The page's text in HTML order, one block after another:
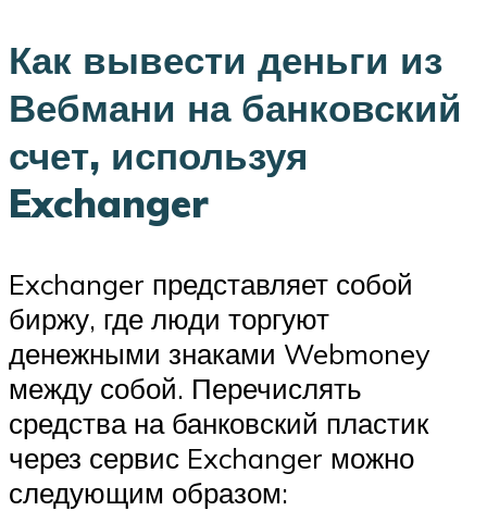
Как вывести деньги из
Вебмани на банковский
счет, используя
Exchanger
Exchanger представляет собой
биржу, где люди торгуют
денежными знаками Webmoney
между собой. Перечислять
средства на банковский пластик
через сервис Exchanger можно
следующим образом: